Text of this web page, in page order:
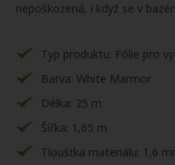
nepoškozená, i když se v
Typ produktu: Fólie pro
Barva: White Marmor
Délka: 25 m
Šířka: 1,65 m
Tloušťka materiálu: 1,6